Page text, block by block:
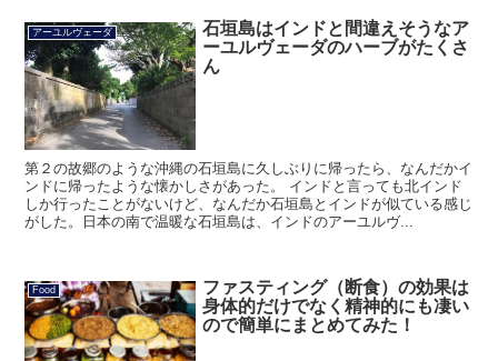
アーユルヴェーダ
石垣島はインドと間違えそうなア
ーユルヴェーダのハーブがたくさ
ん
第２の故郷のような沖縄の石垣島に久しぶりに帰ったら、なんだかイ
ンドに帰ったような懐かしさがあった。 インドと言っても北インド
しか行ったことがないけど、なんだか石垣島とインドが似ている感じ
がした。日本の南で温暖な石垣島は、インドのアーユルヴ...
Food
ファスティング（断食）の効果は
身体的だけでなく精神的にも凄い
ので簡単にまとめてみた！